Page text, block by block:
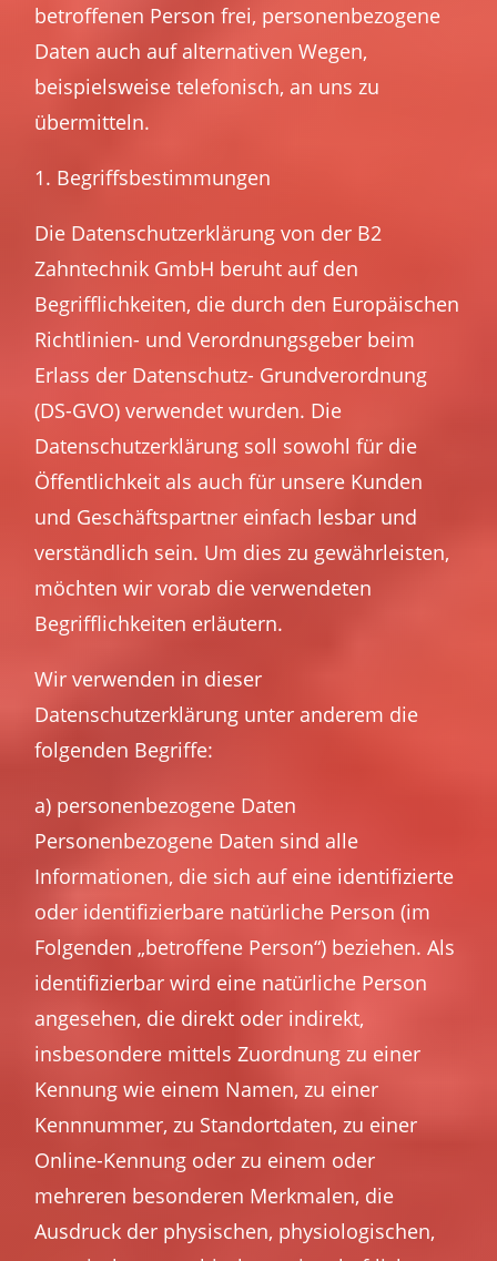
betroffenen Person frei, personenbezogene
Daten auch auf alternativen Wegen,
beispielsweise telefonisch, an uns zu
übermitteln.
1. Begriffsbestimmungen
Die Datenschutzerklärung von der B2
Zahntechnik GmbH beruht auf den
Begrifflichkeiten, die durch den Europäischen
Richtlinien- und Verordnungsgeber beim
Erlass der Datenschutz- Grundverordnung
(DS-GVO) verwendet wurden. Die
Datenschutzerklärung soll sowohl für die
Öffentlichkeit als auch für unsere Kunden
und Geschäftspartner einfach lesbar und
verständlich sein. Um dies zu gewährleisten,
möchten wir vorab die verwendeten
Begrifflichkeiten erläutern.
Wir verwenden in dieser
Datenschutzerklärung unter anderem die
folgenden Begriffe:
a) personenbezogene Daten
Personenbezogene Daten sind alle
Informationen, die sich auf eine identifizierte
oder identifizierbare natürliche Person (im
Folgenden „betroffene Person“) beziehen. Als
identifizierbar wird eine natürliche Person
angesehen, die direkt oder indirekt,
insbesondere mittels Zuordnung zu einer
Kennung wie einem Namen, zu einer
Kennnummer, zu Standortdaten, zu einer
Online-Kennung oder zu einem oder
mehreren besonderen Merkmalen, die
Ausdruck der physischen, physiologischen,